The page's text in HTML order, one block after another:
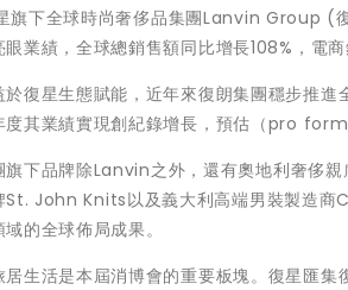
旗下全球時尚奢侈品集團Lanvin Group (
業績，全球總銷售額同比增長108%，電商
復星生態賦能，近年來復朗集團穩步推
度其業績實現創紀錄增長，預估（pro
旗下品牌除Lanvin之外，還有奧地利奢侈
St. John Knits以及義大利高端男裝製造
的全球佈局成果。
居生活是本屆消博會的重要板塊。復星匯